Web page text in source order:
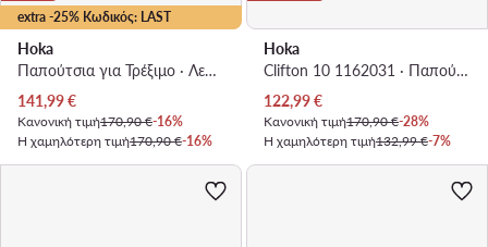
extra -25% Κωδικός: LAST
Hoka
Παπούτσια για Τρέξιμο · Λευκό
Τρέχουσα τιμή
141,99€
Κανονική τιμή170,90 €-16%
Η χαμηλότερη τιμή170,90 €-16%
Hoka
Clifton 10 1162031 · Παπούτσια για Τρέξιμο
Τρέχουσα τιμή
122,99€
Κανονική τιμή170,90 €-28%
Η χαμηλότερη τιμή132,99 €-7%